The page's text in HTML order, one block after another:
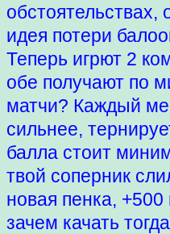
идея потери
Теперь игрют 2
обе получают по
матчи? Каждый
сильнее,
балла стоит
твой соперник
новая пенка,
зачем качать